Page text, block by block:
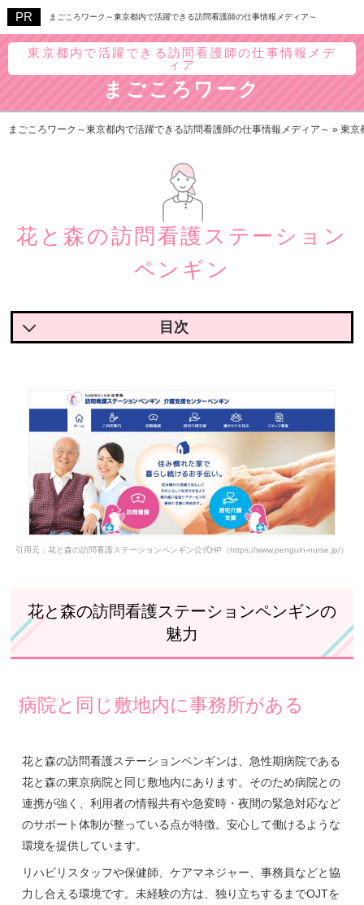
まごころワーク～東京都内で活躍できる訪問看護師の仕事情報メディア～
東京都内で活躍できる訪問看護師の仕事情報メデ
ィア
まごころワーク
まごころワーク～東京都内で活躍できる訪問看護師の仕事情報メディア～ » 東京
花と森の訪問看護ステーション
ペンギン
人の声
花と森の訪問看護ステーションペンギンの基本情報
引用元：花と森の訪問看護ステーションペンギン公式HP（https://www.penguin-nurse.jp/）
花と森の訪問看護ステーションペンギンの
魅力
病院と同じ敷地内に事務所がある
花と森の訪問看護ステーションペンギンは、急性期病院である
花と森の東京病院と同じ敷地内にあります。そのため病院との
連携が強く、利用者の情報共有や急変時・夜間の緊急対応など
のサポート体制が整っている点が特徴。安心して働けるような
環境を提供しています。
リハビリスタッフや保健師、ケアマネジャー、事務員などと協
力し合える環境です。未経験の方は、独り立ちするまでOJTを